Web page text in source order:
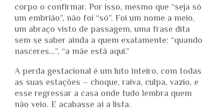
corpo o confirmar. Por isso, mesmo que “seja só
um embrião”, não foi “só”. Foi um nome a meio,
um abraço visto de passagem, uma frase dita
sem se saber ainda a quem exatamente: “quando
nasceres…”, “a mãe está aqui.”
A perda gestacional é um luto inteiro, com todas
as suas estações – choque, raiva, culpa, vazio, e
esse regressar a casa onde tudo lembra quem
não veio. E acabasse aí a lista.